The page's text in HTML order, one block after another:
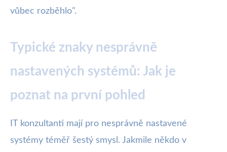
vůbec rozběhlo".
Typické znaky nesprávně
nastavených systémů: Jak je
poznat na první pohled
IT konzultanti mají pro nesprávně nastavené
systémy téměř šestý smysl. Jakmile někdo v